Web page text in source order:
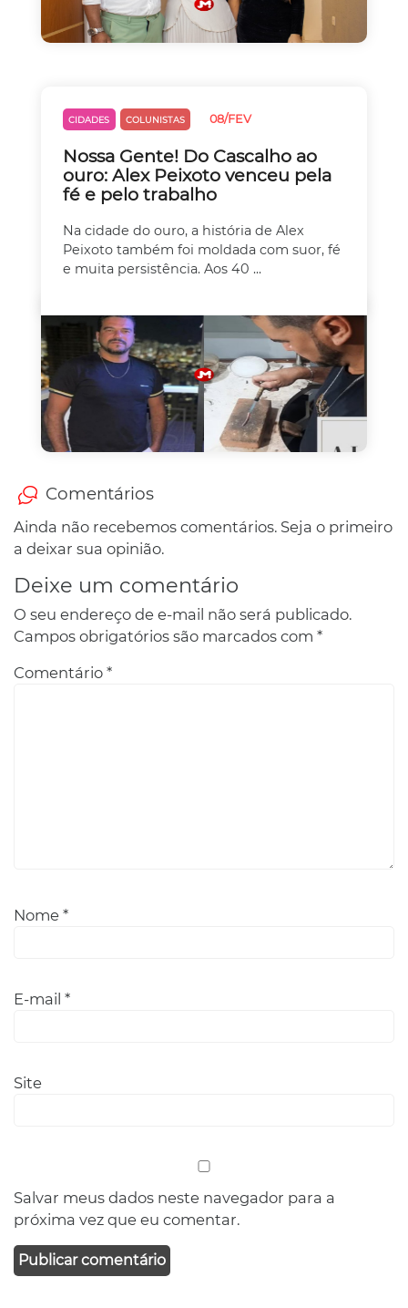
CIDADES COLUNISTAS 08/FEV
Nossa Gente! Do Cascalho ao
ouro: Alex Peixoto venceu pela
fé e pelo trabalho
Na cidade do ouro, a história de Alex
Peixoto também foi moldada com suor, fé
e muita persistência. Aos 40 ...
Comentários
Ainda não recebemos comentários. Seja o primeiro
a deixar sua opinião.
Deixe um comentário
O seu endereço de e-mail não será publicado.
Campos obrigatórios são marcados com *
Comentário *
Nome *
E-mail *
Site
Salvar meus dados neste navegador para a
próxima vez que eu comentar.